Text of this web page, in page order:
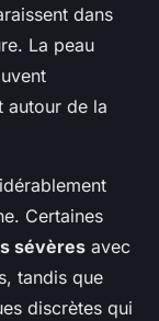
dans
La peau
autour de la
Certaines
sévères avec
tandis que
discrètes qui